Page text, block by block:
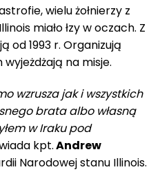
wielu żołnierzy z
miało łzy w oczach. Z
od 1993 r. Organizują
na misje.
wzrusza jak i wszystkich
brata albo własną
w Iraku pod
kpt.Andrew
Narodowej stanu Illinois.